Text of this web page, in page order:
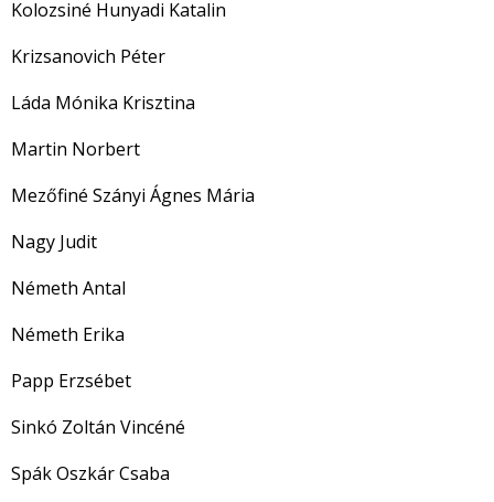
Kolozsiné Hunyadi Katalin
Krizsanovich Péter
Láda Mónika Krisztina
Martin Norbert
Mezőfiné Szányi Ágnes Mária
Nagy Judit
Németh Antal
Németh Erika
Papp Erzsébet
Sinkó Zoltán Vincéné
Spák Oszkár Csaba